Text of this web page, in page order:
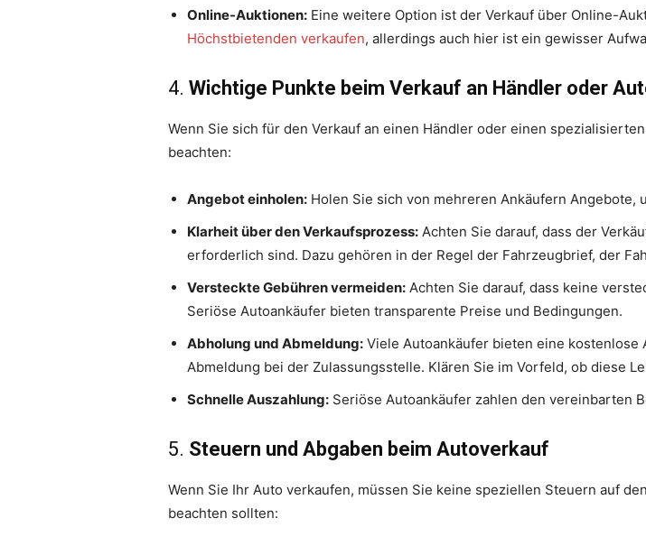
Online-Auktionen: Eine weitere Option ist der Verkauf über Online-
Höchstbietenden verkaufen, allerdings auch hier ist ein gewisser
4. Wichtige Punkte beim Verkauf an Händler oder
Wenn Sie sich für den Verkauf an einen Händler oder einen
beachten:
Angebot einholen: Holen Sie sich von mehreren Ankäufern
Klarheit über den Verkaufsprozess: Achten Sie darauf, dass der
erforderlich sind. Dazu gehören in der Regel der Fahrzeugbrief, der
Versteckte Gebühren vermeiden: Achten Sie darauf, dass keine
Seriöse Autoankäufer bieten transparente Preise und Bedingungen.
Abholung und Abmeldung: Viele Autoankäufer bieten eine kostenlose
Abmeldung bei der Zulassungsstelle. Klären Sie im Vorfeld, ob diese
Schnelle Auszahlung: Seriöse Autoankäufer zahlen den vereinbarten
5. Steuern und Abgaben beim Autoverkauf
Wenn Sie Ihr Auto verkaufen, müssen Sie keine speziellen Steuern auf
beachten sollten: